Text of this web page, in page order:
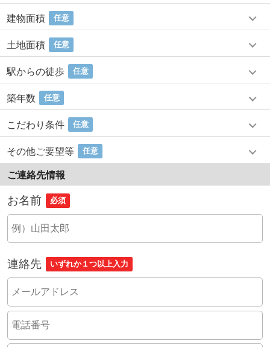
建物面積 任意
土地面積 任意
駅からの徒歩 任意
築年数 任意
こだわり条件 任意
その他ご要望等 任意
ご連絡先情報
お名前 必須
連絡先 いずれか１つ以上入力